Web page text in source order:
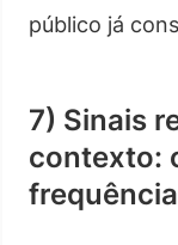
público já
7) Sinais
contexto: